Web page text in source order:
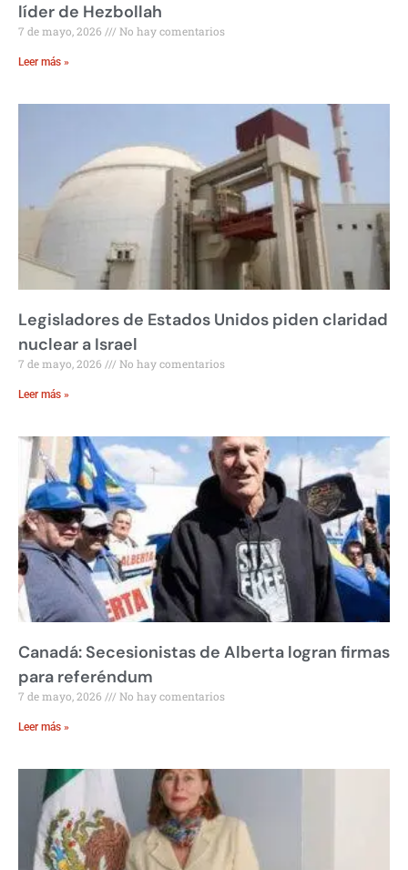
líder de Hezbollah
7 de mayo, 2026 No hay comentarios
Leer más »
Legisladores de Estados Unidos piden claridad
nuclear a Israel
7 de mayo, 2026 No hay comentarios
Leer más »
Canadá: Secesionistas de Alberta logran firmas
para referéndum
7 de mayo, 2026 No hay comentarios
Leer más »